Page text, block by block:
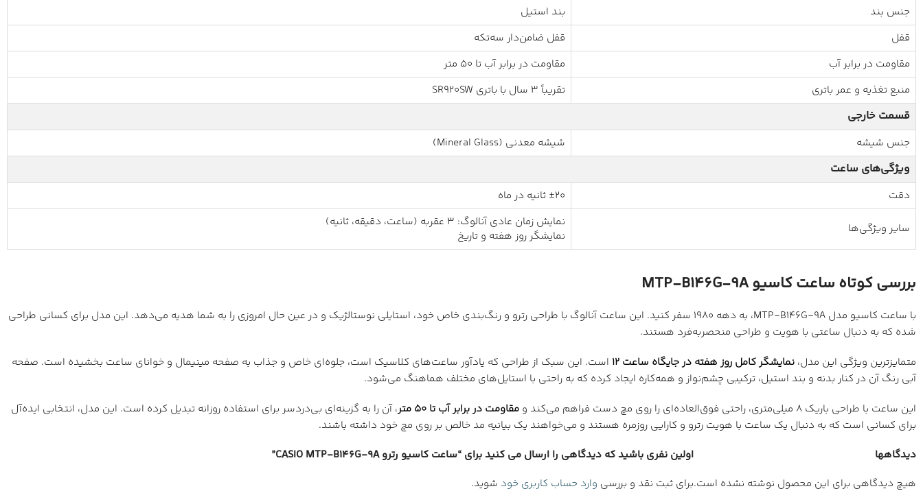
جنس بند
بند استیل
قفل
قفل ضامن‌دار سه‌تکه
مقاومت در برابر آب
مقاومت در برابر آب تا ۵۰ متر
منبع تغذیه و عمر باتری
تقریباً ۳ سال با باتری SR920SW
قسمت خارجی
جنس شیشه شیشه معدنی (Mineral Glass)
ویژگی‌های ساعت
دقت ±۲۰ ثانیه در ماه
سایر ویژگی‌ها
نمایش زمان عادی آنالوگ: ۳ عقربه (ساعت، دقیقه، ثانیه)
نمایشگر روز هفته و تاریخ
بررسی کوتاه ساعت کاسیو MTP-B146G-9A
با ساعت کاسیو مدل MTP-B146G-9A، به دهه ۱۹۸۰ سفر کنید. این ساعت آنالوگ با طراحی رترو و رنگ‌بندی خاص خود، استایلی نوستالژیک و در عین حال امروزی را به شما هدیه می‌دهد. این مدل برای کسانی طراحی
شده که به دنبال ساعتی با هویت و طراحی منحصربه‌فرد هستند.
متمایزترین ویژگی این مدل، نمایشگر کامل روز هفته در جایگاه ساعت ۱۲
است. این سبک از طراحی که یادآور ساعت‌های کلاسیک است، جلوه‌ای خاص و جذاب به صفحه مینیمال و خوانای ساعت بخشیده است. صفحه
آبی رنگ آن در کنار بدنه و بند استیل، ترکیبی چشم‌نواز و همه‌کاره ایجاد کرده که به راحتی با استایل‌های مختلف هماهنگ می‌شود.
این ساعت با طراحی باریک ۸ میلی‌متری، راحتی فوق‌العاده‌ای را روی مچ دست فراهم می‌کند و
مقاومت در برابر آب تا ۵۰ متر
، آن را به گزینه‌ای بی‌دردسر برای استفاده روزانه تبدیل کرده است. این مدل، انتخابی ایده‌آل
برای کسانی است که به دنبال یک ساعت با هویت رترو و کارایی روزمره هستند و می‌خواهند یک بیانیه مد خالص بر روی مچ خود داشته باشند.
دیدگاهها
هیچ دیدگاهی برای این محصول نوشته نشده است.
اولین نفری باشید که دیدگاهی را ارسال می کنید برای “ساعت کاسیو رترو CASIO MTP-B146G-9A”
برای ثبت نقد و بررسی وارد حساب کاربری خود شوید.